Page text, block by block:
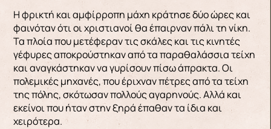
Η φρικτή και αμφίρροπη μάχη κράτησε δύο ώρες και
φαινόταν ότι οι χριστιανοί θα έπαιρναν πάλι τη νίκη.
Τα πλοία που μετέφεραν τις σκάλες και τις κινητές
γέφυρες αποκρούστηκαν από τα παρα­θαλάσσια τείχη
και αναγκάστηκαν να γυρίσουν πίσω άπρακτα. Οι
πολεμικές μηχανές, που έρι­χναν πέτρες από τα τείχη
της πόλης, σκότωσαν πολλούς αγαρηνούς. Αλλά και
εκείνοι που ήταν στην ξηρά έπαθαν τα ίδια και
χειρότερα.